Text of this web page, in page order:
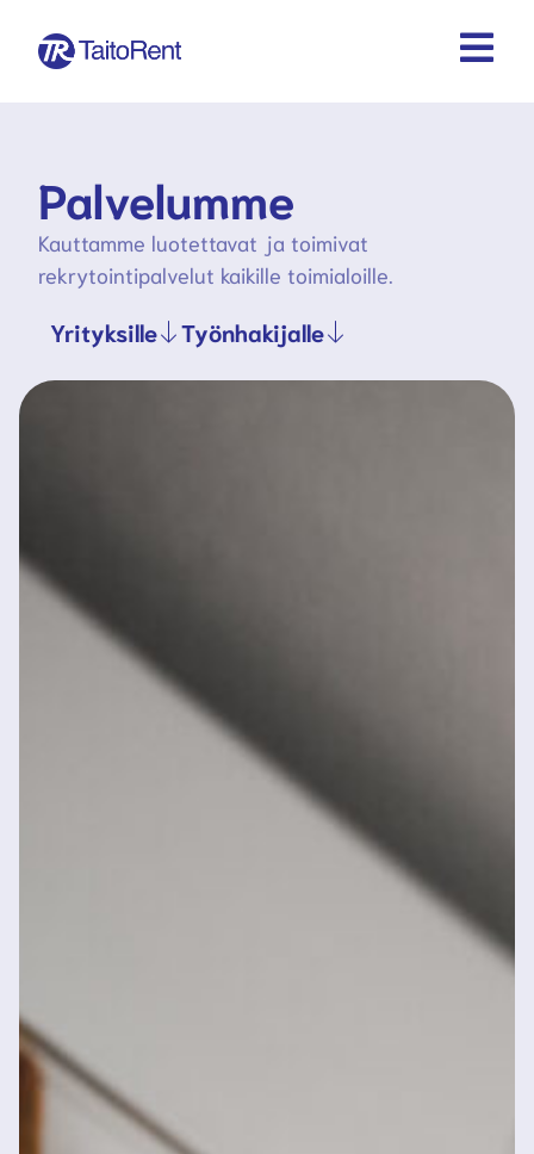
Palvelumme
Kauttamme luotettavat ja toimivat
rekrytointipalvelut kaikille toimialoille.
Yrityksille Työnhakijalle